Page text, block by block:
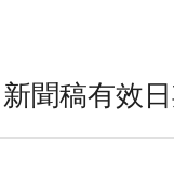
聞稿有效